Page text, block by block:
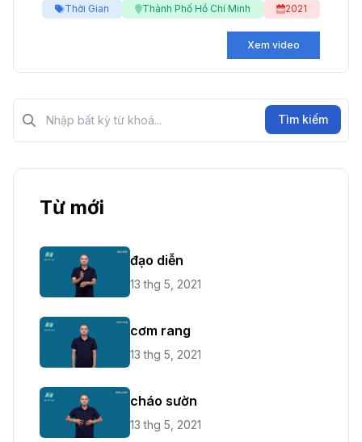
Thời Gian Thành Phố Hồ Chí Minh 2021
Xem video
Tìm kiếm?>
Tìm kiếm
Từ mới
đạo diễn
13 thg 5, 2021
cơm rang
13 thg 5, 2021
cháo sườn
13 thg 5, 2021